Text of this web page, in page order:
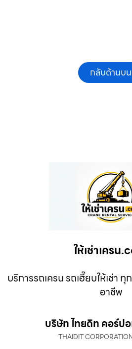
กลับด้านบน
ให้เช่าเครน
บริการรถเครน รถเฮี๊ยบให้เช่า
อาชีพ
บริษัท ไทยดิท คอร์ป
THAIDIT